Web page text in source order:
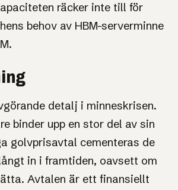
räcker inte till för
behov av HBM-serverminne
detalj i minneskrisen.
binder upp en stor del av sin
golvprisavtal cementeras de
in i framtiden, oavsett om
Avtalen är ett finansiellt